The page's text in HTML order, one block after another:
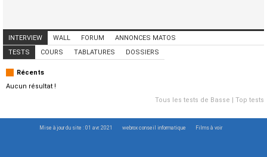
INTERVIEW WALL FORUM
ANNONCES MATOS
ANNONCES MUSICIENS
CONCERTS
TESTS COURS TABLATURES DOSSIERS
Récents
Aucun résultat !
Tous les tests de Basse
Top tests
Mise à jour du site : 01 avr. 2021 webrox conseil informatique Films à voir